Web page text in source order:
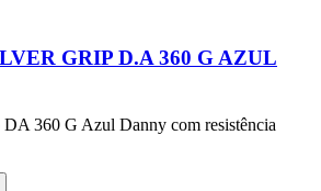
GRIP D.A 360 G AZUL
360 G Azul Danny com resistência